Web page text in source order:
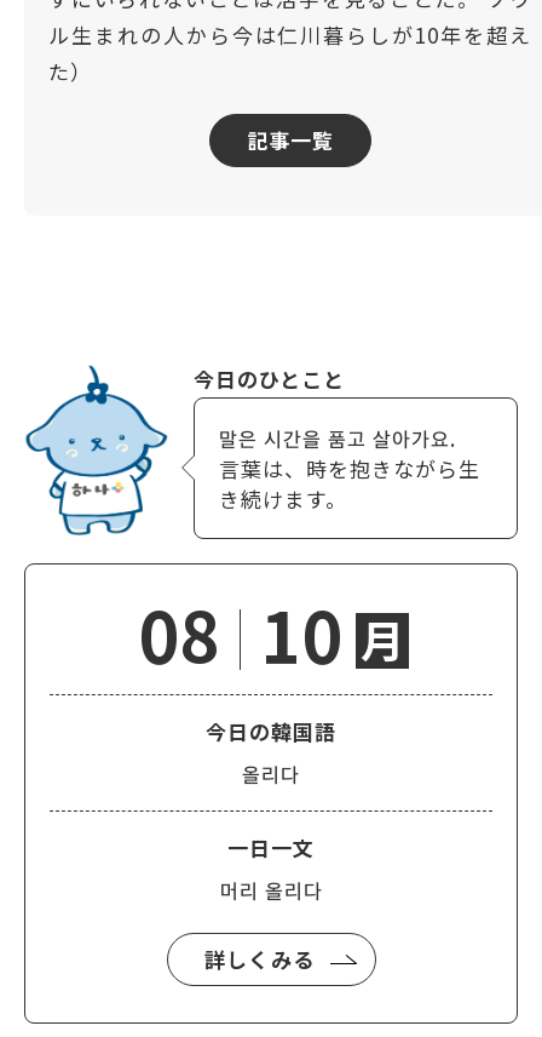
ル生まれの人から今は仁川暮らしが10年を超え
た）
記事一覧
今日のひとこと
말은 시간을 품고 살아가요.
言葉は、時を抱きながら生
き続けます。
08 10 月
今日の韓国語
올리다
一日一文
머리 올리다
詳しくみる